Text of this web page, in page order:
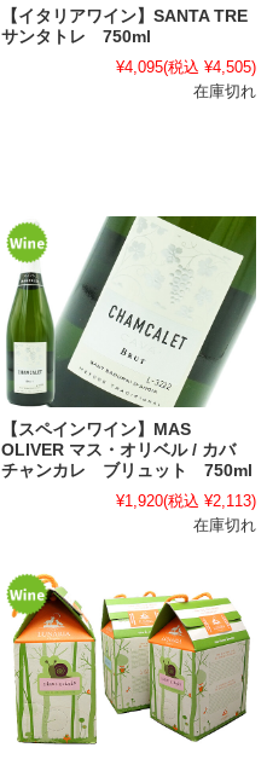
【イタリアワイン】SANTA TRE
サンタトレ 750ml
¥4,095(税込 ¥4,505)
在庫切れ
【スペインワイン】MAS
OLIVER マス・オリベル / カバ
チャンカレ ブリュット 750ml
¥1,920(税込 ¥2,113)
在庫切れ